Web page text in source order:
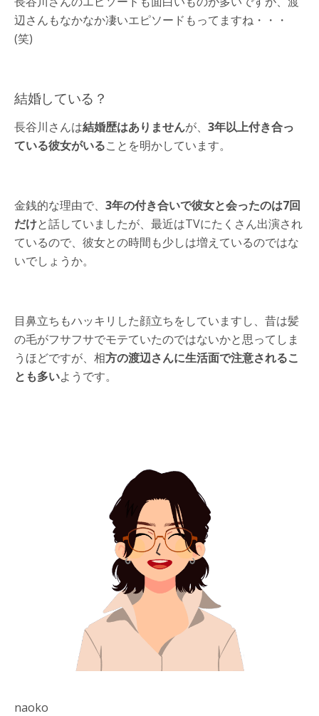
辺さんもなかなか凄いエピソードもってますね・・・
(笑)
結婚している？
長谷川さんは結婚歴はありませんが、 3年以上付き合っ
ている彼女がいることを明かしています。
金銭的な理由で、 3年の付き合いで彼女と会ったのは7回
だけと話していましたが、最近はTVにたくさん出演され
ているので、彼女との時間も少しは増えているのではな
いでしょうか。
目鼻立ちもハッキリした顔立ちをしていますし、昔は髪
の毛がフサフサでモテていたのではないかと思ってしま
うほどですが、相方の渡辺さんに生活面で注意されるこ
とも多いようです。
naoko